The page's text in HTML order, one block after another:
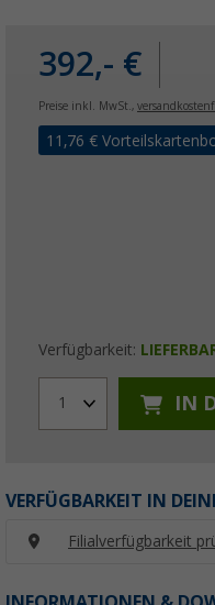
392,- €
Preise inkl. MwSt.,
11,76 €
Verfügbarkeit:
1 IN
VERFÜGBARKEIT IN
Filialverfügbarkeit